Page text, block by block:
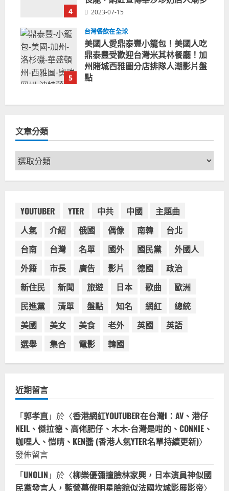
4 2023-07-15
5
台灣餐飲在全球
美國人愛鼎泰豐小籠包！美國人吃
鼎泰豐受歡迎台灣米其林餐廳！加
州賭城西雅圖分店排隊人潮影片盤
點
文章分類
文
章
分
YOUTUBER YTER 中共 中國
主題曲
人氣
介紹 俄國 偶像 南韓
台北
台南
台灣 名單 國外 國民黨
外國人
外籍
市長 廣告 影片 德國
政治
新住民
新聞 旅遊 日本 歌曲
歐洲
民進黨
清單 盤點 知名 網紅
總統
美國
美女 美食 老外 英國
英語
選舉
集合 電影 韓國
近期留言
「郭孝直」於〈香港網紅YOUTUBER在台灣I：AV、港仔
NEIL、傑拉德、高佬肥仔、木木-台灣是咁的、CONNIE、
咖哩人、愷晴、KEN醬 (香港人氣YTER名單持續更新)〉
發佈留言
「UNOLIN 」於〈柳樂優彌撞臉林家興，日本演員神似國
民黨發言人，藍營幕僚明星臉貌似法國坎城影展影帝〉